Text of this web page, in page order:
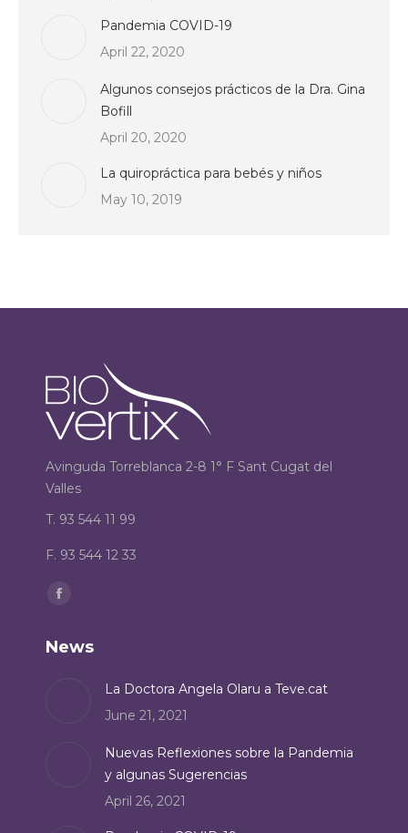
Pandemia COVID-19
April 22, 2020
Algunos consejos prácticos de la Dra. Gina
Bofill
April 20, 2020
La quiropráctica para bebés y niños
May 10, 2019
Avinguda Torreblanca 2-8 1° F Sant Cugat del
Valles
T. 93 544 11 99
F. 93 544 12 33
Find us on:
opens
window
News
La Doctora Angela Olaru a Teve.cat
June 21, 2021
Nuevas Reflexiones sobre la Pandemia
y algunas Sugerencias
April 26, 2021